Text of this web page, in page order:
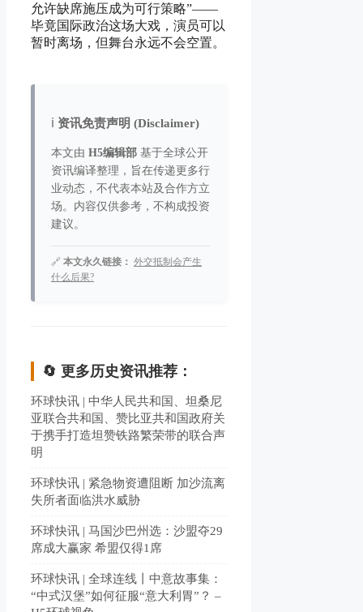
允许缺席施压成为可行策略”——
毕竟国际政治这场大戏，演员可以
暂时离场，但舞台永远不会空置。
ℹ️ 资讯免责声明 (Disclaimer)
本文由 H5编辑部 基于全球公开
资讯编译整理，旨在传递更多行
业动态，不代表本站及合作方立
场。内容仅供参考，不构成投资
建议。
🔗 本文永久链接： 外交抵制会产生
什么后果?
🔄 更多历史资讯推荐：
环球快讯 | 中华人民共和国、坦桑尼
亚联合共和国、赞比亚共和国政府关
于携手打造坦赞铁路繁荣带的联合声
明
环球快讯 | 紧急物资遭阻断 加沙流离
失所者面临洪水威胁
环球快讯 | 马国沙巴州选：沙盟夺29
席成大赢家 希盟仅得1席
环球快讯 | 全球连线丨中意故事集：
“中式汉堡”如何征服“意大利胃”？ –